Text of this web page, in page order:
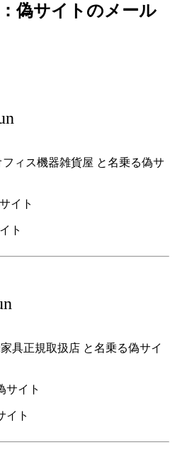
偽サイトのメール
フィス機器雑貨屋 と名乗る偽サ
ト
家具正規取扱店 と名乗る偽サイ
イト